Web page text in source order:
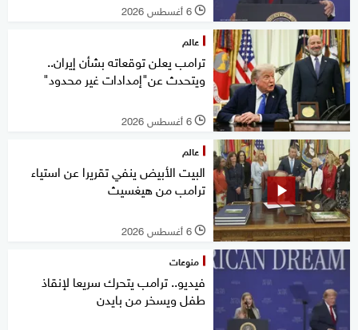
l 6 أغسطس 2026
عالم
ترامب يعلن توقعاته بشأن إيران..
ويتحدث عن"إمدادات غير محدود"
l 6 أغسطس 2026
عالم
البيت الأبيض ينفي تقريرا عن استياء
ترامب من هيغسيث
l 6 أغسطس 2026
منوعات
فيديو.. ترامب يتحرك سريعا لإنقاذ
طفل ويسخر من بايدن